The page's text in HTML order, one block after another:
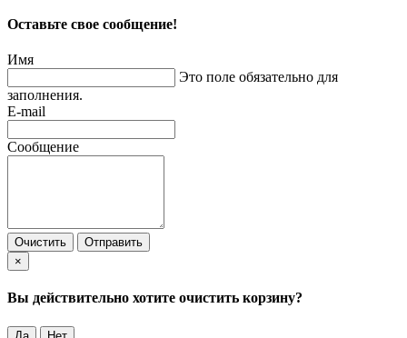
Оставьте свое сообщение!
Имя
Это поле обязательно для
заполнения.
E-mail
Сообщение
Очистить
Отправить
×
Вы действительно хотите очистить корзину?